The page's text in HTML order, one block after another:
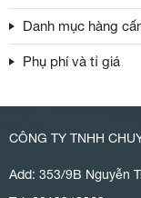
Danh mục hàng
Phụ phí và tỉ giá
CÔNG TY TNHH
Add: 353/9B Nguyễn